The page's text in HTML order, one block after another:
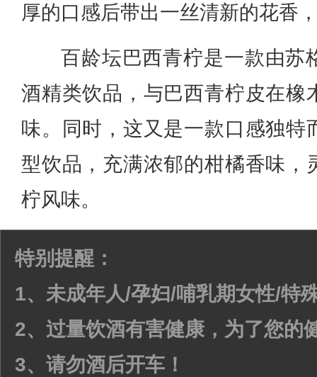
厚的口感后带出一丝清新的花香
百龄坛巴西青柠是一款由苏
酒精类饮品，与巴西青柠皮在橡
味。同时，这又是一款口感独特
型饮品，充满浓郁的柑橘香味，
柠风味。
特别提醒：
1、未成年人/孕妇/哺乳期女性/特
2、过量饮酒有害健康，为了您的
3、请勿酒后开车！